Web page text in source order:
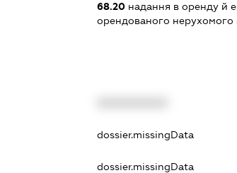
68.20надання в оренду й
орендованого нерухомого
dossier.missingData
dossier.missingData